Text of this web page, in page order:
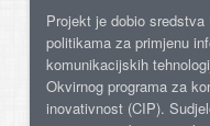
Projekt je dobio
politikama za primjenu
komunikacijskih
Okvirnog programa za
inovativnost (CIP).